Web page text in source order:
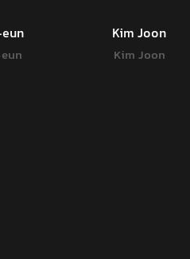
Kim Joon
Kim Joon